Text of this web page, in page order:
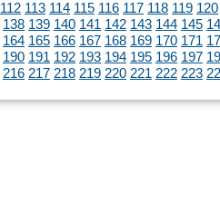
112 113 114 115 116 117 118 119 120
138 139 140 141 142 143 144 145
164 165 166 167 168 169 170 171
190 191 192 193 194 195 196 197
216 217 218 219 220 221 222 223